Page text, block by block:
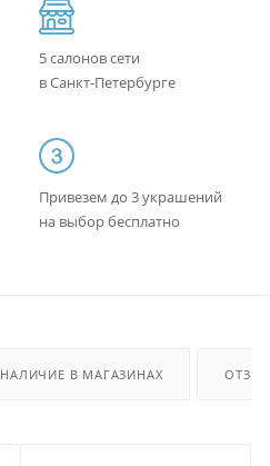
5 салонов сети
в Санкт-Петербурге
Привезем до 3 украшений
на выбор бесплатно
НАЛИЧИЕ В МАГАЗИНАХ